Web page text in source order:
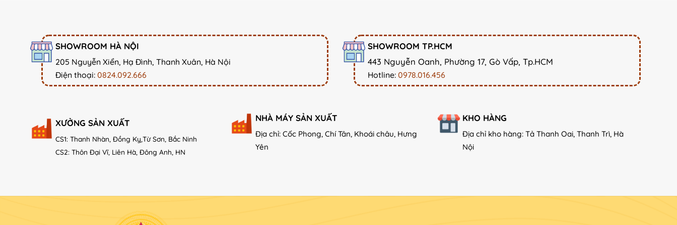
SHOWROOM HÀ NỘI
205 Nguyễn Xiển, Hạ Đình, Thanh Xuân, Hà Nội
Điện thoại: 0824.092.666
SHOWROOM TP.HCM
443 Nguyễn Oanh, Phường 17, Gò Vấp, Tp.HCM
Hotline: 0978.016.456
XƯỞNG SẢN XUẤT
CS1: Thanh Nhàn, Đồng Kỵ,Từ Sơn, Bắc Ninh
CS2: Thôn Đại Vĩ, Liên Hà, Đông Anh, HN
NHÀ MÁY SẢN XUẤT
Địa chỉ: Cốc Phong, Chí Tân, Khoái châu, Hưng
Yên
KHO HÀNG
Địa chỉ kho hàng: Tả Thanh Oai, Thanh Trì, Hà
Nội